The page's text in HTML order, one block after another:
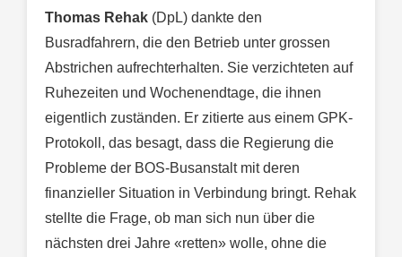
Thomas Rehak (DpL) dankte den
Busradfahrern, die den Betrieb unter grossen
Abstrichen aufrechterhalten. Sie verzichteten auf
Ruhezeiten und Wochenendtage, die ihnen
eigentlich zuständen. Er zitierte aus einem GPK-
Protokoll, das besagt, dass die Regierung die
Probleme der BOS-Busanstalt mit deren
finanzieller Situation in Verbindung bringt. Rehak
stellte die Frage, ob man sich nun über die
nächsten drei Jahre «retten» wolle, ohne die